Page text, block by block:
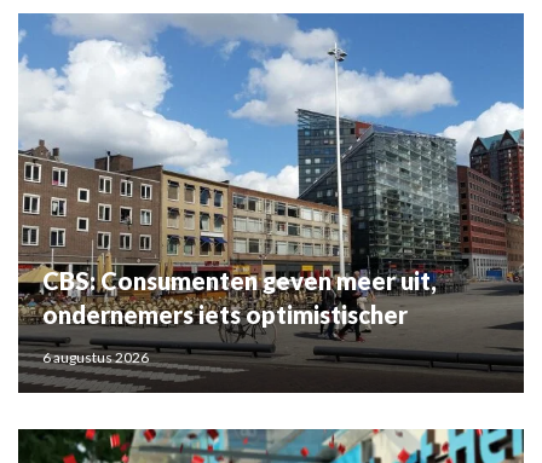
CBS: Consumenten geven meer uit,
ondernemers iets optimistischer
6 augustus 2026